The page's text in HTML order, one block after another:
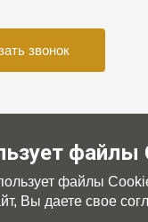
звонок
файлы
файлы
Вы даете свое